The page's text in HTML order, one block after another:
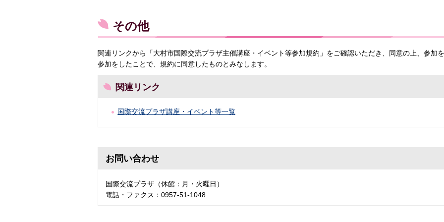
その他
関連リンクから「大村市国際交流プラザ主催講座・イベント等参加規約」をご確認いただき、同意の上、参加を
参加をしたことで、規約に同意したものとみなします。
関連リンク
国際交流プラザ講座・イベント等一覧
お問い合わせ
国際交流プラザ（休館：月・火曜日）
電話・ファクス：0957-51-1048